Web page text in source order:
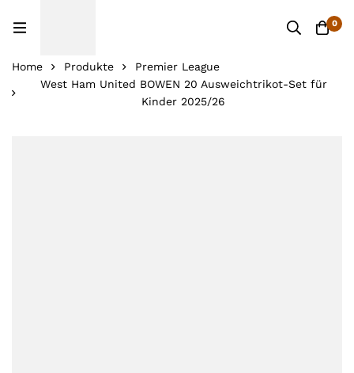
0
Home Produkte
Premier League
West Ham United BOWEN 20 Ausweichtrikot-Set für
Kinder 2025/26